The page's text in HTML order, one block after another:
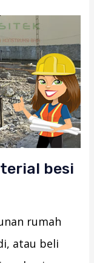
besi
rumah
atau beli